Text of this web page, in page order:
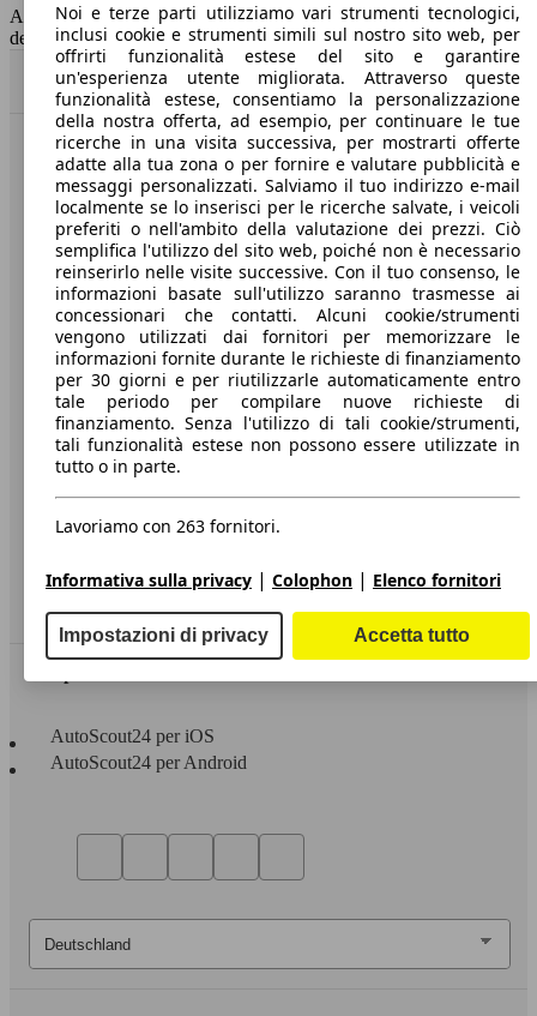
AutoScout24 non si assume alcuna responsabilità per la correttezza
dei dati.
Torna su
Benvenuti su AutoScout24, il mercato auto europeo.
Società
A proposito di AutoScout24
Stampa
Media
Condizioni generali
Informazioni
Dichiarazione di Accessibilità
Servizi
Area rivenditori
AutoScout24 per iOS
AutoScout24 per Android
Noi e terze parti utilizziamo vari strumenti tecnologici,
inclusi cookie e strumenti simili sul nostro sito web, per
offrirti funzionalità estese del sito e garantire
un'esperienza utente migliorata. Attraverso queste
funzionalità estese, consentiamo la personalizzazione
della nostra offerta, ad esempio, per continuare le tue
ricerche in una visita successiva, per mostrarti offerte
adatte alla tua zona o per fornire e valutare pubblicità e
messaggi personalizzati. Salviamo il tuo indirizzo e-mail
localmente se lo inserisci per le ricerche salvate, i veicoli
preferiti o nell'ambito della valutazione dei prezzi. Ciò
semplifica l'utilizzo del sito web, poiché non è necessario
reinserirlo nelle visite successive. Con il tuo consenso, le
informazioni basate sull'utilizzo saranno trasmesse ai
concessionari che contatti. Alcuni cookie/strumenti
vengono utilizzati dai fornitori per memorizzare le
informazioni fornite durante le richieste di finanziamento
per 30 giorni e per riutilizzarle automaticamente entro
tale periodo per compilare nuove richieste di
finanziamento. Senza l'utilizzo di tali cookie/strumenti,
tali funzionalità estese non possono essere utilizzate in
tutto o in parte.
Lavoriamo con 263 fornitori.
Informativa sulla privacy | Colophon | Elenco fornitori
Impostazioni di privacy Accetta tutto